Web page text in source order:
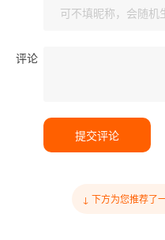
评论
提交评论
↓ 下方为您推荐了